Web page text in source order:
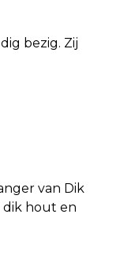
bezig. Zij
van Dik
dik hout en